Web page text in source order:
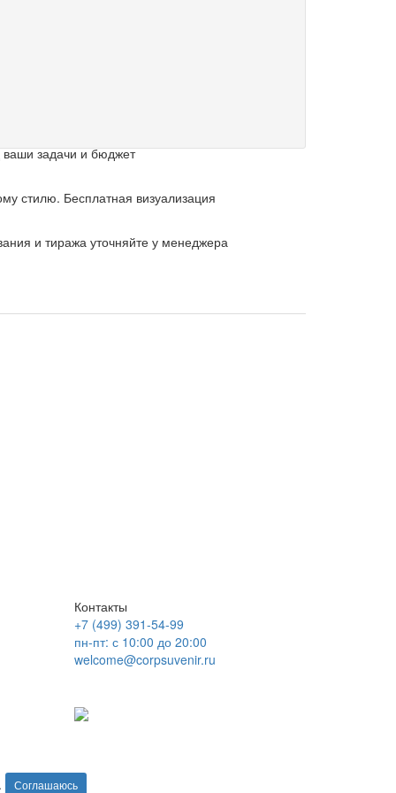
задачи и бюджет
стилю. Бесплатная визуализация
и тиража уточняйте у менеджера
Контакты
+7 (499) 391-54-99
пн-пт: с 10:00 до 20:00
welcome@corpsuvenir.ru
Соглашаюсь